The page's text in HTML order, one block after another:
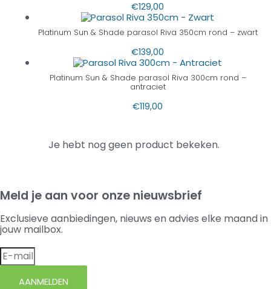
€129,00
Platinum Sun & Shade parasol Riva 350cm rond – zwart
€139,00
Platinum Sun & Shade parasol Riva 300cm rond –
antraciet
€119,00
Je hebt nog geen product bekeken.
Meld je aan voor onze nieuwsbrief
Exclusieve aanbiedingen, nieuws en advies elke maand in
jouw mailbox.
AANMELDEN